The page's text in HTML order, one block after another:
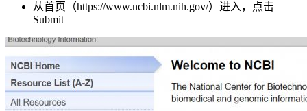
从首页（https://www.ncbi.nlm.nih.gov/）进入，点击
Submit